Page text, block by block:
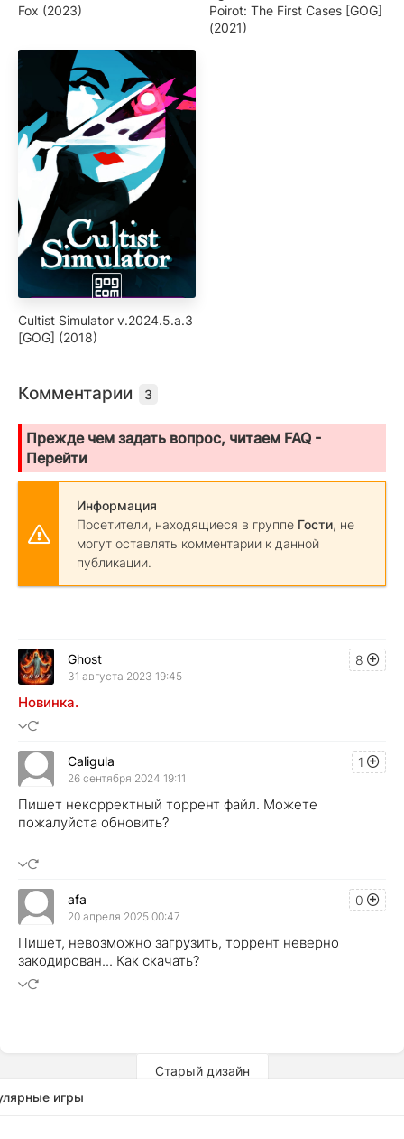
Fox (2023)
Poirot: The First Cases [GOG]
(2021)
Cultist Simulator v.2024.5.a.3
[GOG] (2018)
Комментарии 3
Прежде чем задать вопрос, читаем FAQ -
Перейти
Информация
Посетители, находящиеся в группе Гости, не
могут оставлять комментарии к данной
публикации.
8
Ghost
31 августа 2023 19:45
Новинка.
1
Caligula
26 сентября 2024 19:11
Пишет некорректный торрент файл. Можете
пожалуйста обновить?
0
afa
20 апреля 2025 00:47
Пишет, невозможно загрузить, торрент неверно
закодирован... Как скачать?
Старый дизайн
игры